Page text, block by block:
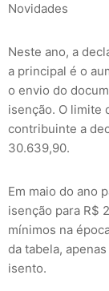
Novidades
Neste ano, a
a principal é o
o envio do
isenção. O limite
contribuinte a
30.639,90.
Em maio do ano
isenção para R$
mínimos na
da tabela,
isento.